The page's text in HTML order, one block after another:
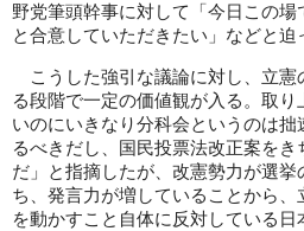
野党筆頭幹事に対して「今日この場
と合意していただきたい」などと迫
こうした強引な議論に対し、立憲
る段階で一定の価値観が入る。取
いのにいきなり分科会というのは
るべきだし、国民投票法改正案をき
だ」と指摘したが、改憲勢力が選
ち、発言力が増していることから
を動かすこと自体に反対している